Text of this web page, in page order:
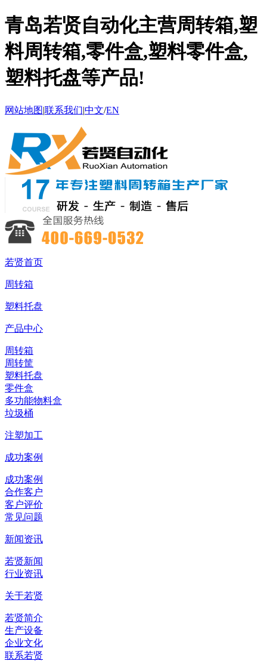
青岛若贤自动化主营周转箱,塑
料周转箱,零件盒,塑料零件盒,
塑料托盘等产品!
网站地图|联系我们|中文/EN
若贤首页
周转箱
塑料托盘
产品中心
周转箱
周转筐
塑料托盘
零件盒
多功能物料盒
垃圾桶
注塑加工
成功案例
成功案例
合作客户
客户评价
常见问题
新闻资讯
若贤新闻
行业资讯
关于若贤
若贤简介
生产设备
企业文化
联系若贤